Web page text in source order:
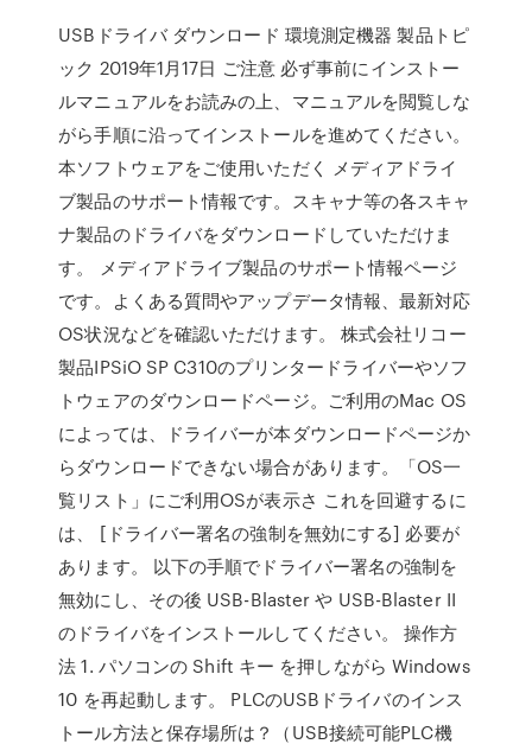
USBドライバ ダウンロード 環境測定機器 製品トピ
ック 2019年1月17日 ご注意 必ず事前にインストー
ルマニュアルをお読みの上、マニュアルを閲覧しな
がら手順に沿ってインストールを進めてください。
本ソフトウェアをご使用いただく メディアドライ
ブ製品のサポート情報です。スキャナ等の各スキャ
ナ製品のドライバをダウンロードしていただけま
す。 メディアドライブ製品のサポート情報ページ
です。よくある質問やアップデータ情報、最新対応
OS状況などを確認いただけます。 株式会社リコー
製品IPSiO SP C310のプリンタードライバーやソフ
トウェアのダウンロードページ。ご利用のMac OS
によっては、ドライバーが本ダウンロードページか
らダウンロードできない場合があります。「OS一
覧リスト」にご利用OSが表示さ これを回避するに
は、 [ドライバー署名の強制を無効にする] 必要が
あります。 以下の手順でドライバー署名の強制を
無効にし、その後 USB-Blaster や USB-Blaster II
のドライバをインストールしてください。 操作方
法 1. パソコンの Shift キー を押しながら Windows
10 を再起動します。 PLCのUSBドライバのインス
トール方法と保存場所は？（USB接続可能PLC機